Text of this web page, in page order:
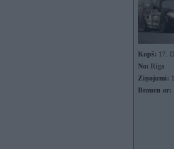
Kopš: 17.
No: Rīga
Ziņojumi:
Braucu ar: